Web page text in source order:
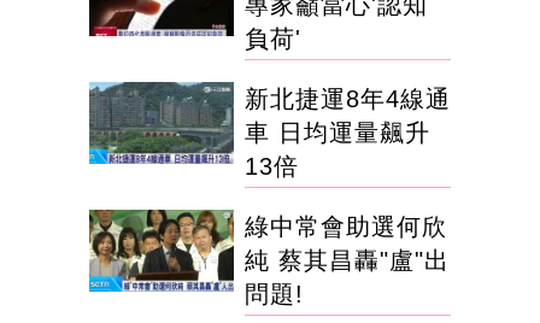
負荷'
新北捷運8年4線通
車 日均運量飆升
13倍
綠中常會助選何欣
純 蔡其昌轟"盧"出
問題!